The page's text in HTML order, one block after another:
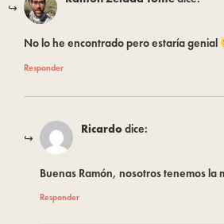
No lo he encontrado pero estaría genial
Responder
Ricardodice:
Buenas Ramón, nosotros tenemos la
Responder